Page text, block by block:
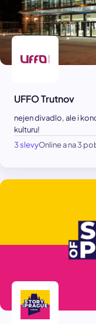
UFFO Trutnov
nejen divadlo, ale i
kulturu!
3 slevyOnline a na 3